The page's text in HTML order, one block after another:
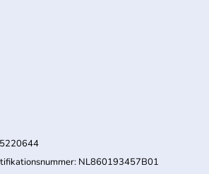
NL860193457B01